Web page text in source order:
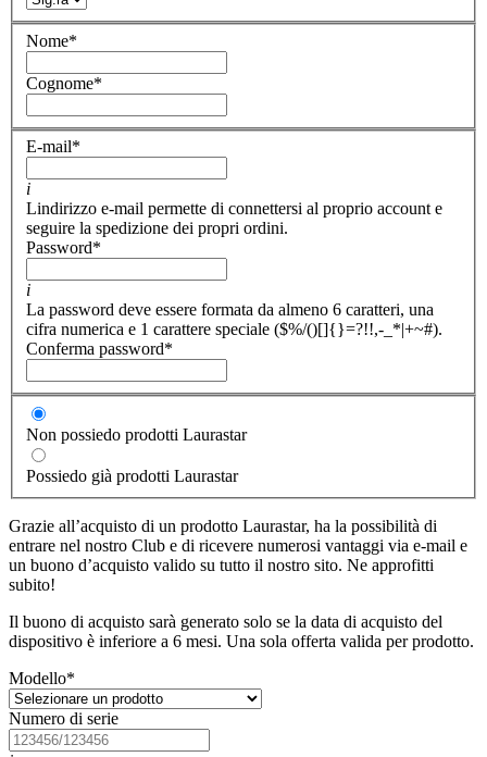
Nome*
Cognome*
E-mail*
i
Lindirizzo e-mail permette di connettersi al proprio account e
seguire la spedizione dei propri ordini.
Password*
i
La password deve essere formata da almeno 6 caratteri, una
cifra numerica e 1 carattere speciale ($%/()[]{}=?!!,-_*|+~#).
Conferma password*
Non possiedo prodotti Laurastar
Possiedo già prodotti Laurastar
Grazie all’acquisto di un prodotto Laurastar, ha la possibilità di
entrare nel nostro Club e di ricevere numerosi vantaggi via e-mail e
un buono d’acquisto valido su tutto il nostro sito. Ne approfitti
subito!
Il buono di acquisto sarà generato solo se la data di acquisto del
dispositivo è inferiore a 6 mesi. Una sola offerta valida per prodotto.
Modello*
Numero di serie